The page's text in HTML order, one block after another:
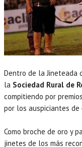
Dentro de la Jineteada
la Sociedad Rural de
compitiendo por
por los auspiciantes de
Como broche de oro y
jinetes de los más